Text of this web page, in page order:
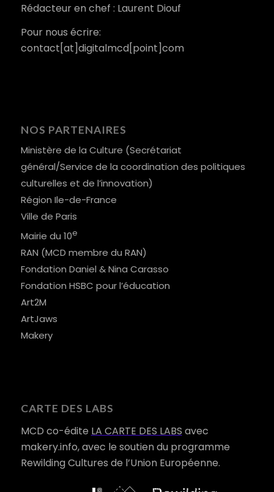
Rédacteur en chef : Laurent Diouf
Pour nous écrire:
contact[at]digitalmcd[point]com
NOS PARTENAIRES
Ministère de la Culture (Secrétariat
général/Service de la coordination des politiques
culturelles et de l’innovation)
Région Ile-de-France
Ville de Paris
Mairie du 10e
RAN (MCD membre du RAN)
Fondation Daniel & Nina Carasso
Fondation HSBC pour l’éducation
Art2M
ArtJaws
Makery
CARTE DES LABS
MCD co-édite LA CARTE DES LABS avec
makery.info, avec le soutien du programme
Rewilding Cultures de l’Union Européenne.